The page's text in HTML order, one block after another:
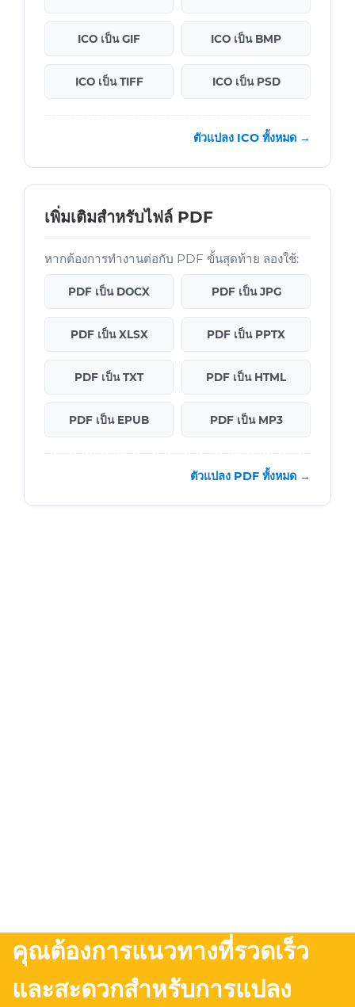
ICO เป็น GIF ICO เป็น BMP
ICO เป็น TIFF ICO เป็น PSD
ตัวแปลง ICO ทั้งหมด →
เพิ่มเติมสำหรับไฟล์ PDF
หากต้องการทำงานต่อกับ PDF ขั้นสุดท้าย ลองใช้:
PDF เป็น DOCX PDF เป็น JPG
PDF เป็น XLSX PDF เป็น PPTX
PDF เป็น TXT PDF เป็น HTML
PDF เป็น EPUB PDF เป็น MP3
ตัวแปลง PDF ทั้งหมด →
คุณต้องการแนวทางที่รวดเร็ว
และสะดวกสำหรับการแปลง